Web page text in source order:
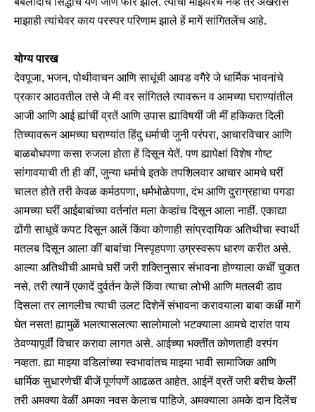
माझाही त्यांचेवर काय परस्पर परिणाम झाले हें मागें सांगितलेंच आहे.
योग्य पारख
देवपूजा, भजन, पोथीवाचन आणि साधूंची आवड वगैरे जे धार्मिक भावनांचे
प्रकार आठवतील तसे जे मी वर सांगितले त्यावरून व आमच्या घराण्यांतील
आजी आणि आई ह्यांचीं व्रतें आणि उपास ह्याविषयीं जी मीं हकिकत दिली
तिच्यावरून आमच्या घराण्यांत हिंदु धर्माची जुनी परंपरा, आचारविचार आणि
बाळबोधपणा कसा रुजला होता हें दिसून येतें. पण ह्यापेक्षां विशेष गोष्ट
सांगावयाची ती ही कीं, जुन्या धर्माचे इतके तपशिलवार आचार आमचे घरीं
चालत होते तरी केवळ कर्मठपणा, धर्मभोळेपणा, दंभ आणि दुराग्रहाचा पगडा
आमच्या घरीं आईबाबांच्या वर्तनांत मला केव्हांच दिसून आला नाहीं. एकाद्या
ढोंगी साधूचें कपट दिसून आलें किंवा कोणाही सांप्रदायिक अतिथीचा स्वार्थी
मतलब दिसून आला कीं बाबांचा निस्पृहपणा उग्रस्वरूप धारण करीत असे.
आल्या अतिथीची आमचे घरीं जरी शक्तिनुसार संभावना होण्याला कधीं चुकत
नसे, तरी त्यानें एकादें दुर्वर्तन केलें किंवा त्याचा लोभी आणि मतलबी डाव
दिसला तर लागलीच त्याची उलट दिशेनें संभावना करावयाला बाबा कधीं मागें
घेत नसत! ह्यामुळें भलत्यासलत्या सालोमालो भटक्याला आमचे दारांत पाय
ठेवण्यापूर्वीं विचार करावा लागत असे. आईच्या भक्तींत कोणताही वरपंग
नव्हता. ह्या माझ्या वडिलांच्या स्वभावांतच माझ्या भावी सामाजिक आणि
धार्मिक सुधारणेचीं बीजें पूर्णपणें आढळत आहेत. आईनें व्रतें जरी बरीच केलीं
तरी अमक्या वेळीं अमका नवस केलाच पाहिजे, अमक्याला अमके दान दिलेंच